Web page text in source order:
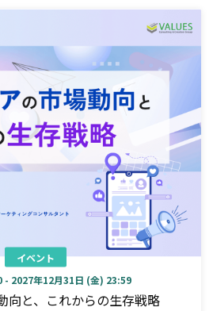
イベント
- 2027年12月31日 (金) 23:59
向と、これからの生存戦略